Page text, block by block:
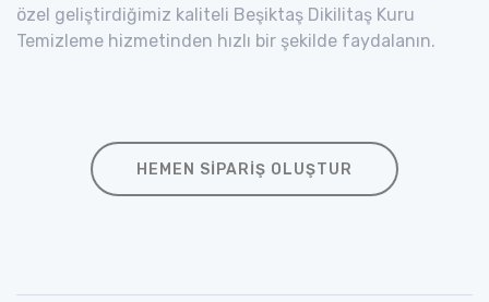
özel geliştirdiğimiz kaliteli Beşiktaş Dikilitaş Kuru
Temizleme hizmetinden hızlı bir şekilde faydalanın.
HEMEN SIPARIŞ OLUŞTUR